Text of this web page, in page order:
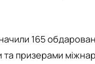
165
призерами